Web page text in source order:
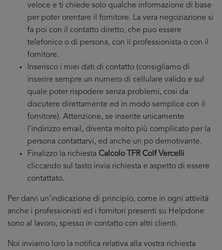
veloce e ti chiede solo qualche informazione di base
per poter orentare il fornitore. La vera negoziazione si
fa poi con il contatto diretto, che puo essere
telefonico o di persona, con il professionista o con il
fornitore.
Inserisco i miei dati di contatto (consigliamo di
inserire sempre un numero di cellulare valido e sul
quale poter rispodere senza problemi, cosi da
discutere direttamente ed in modo semplice con il
fornitore). Attenzione, se inserite unicamente
l’indirizzo email, diventa molto più complicato per la
persona contattarvi, ed anche un po demotivante.
Finalizzo la richiesta Calcolo TFR Colf Vercelli
cliccando sul tasto invia richiesta e aspetto di essere
contattato.
Per darvi un’indicazione di principio, come in ogni attività
anche i professionisti ed i fornitori presenti su Helpdone
sono al lavoro, spesso in contatto con altri clienti.
Noi inviamo loro la notifica relativa alla vostra richiesta